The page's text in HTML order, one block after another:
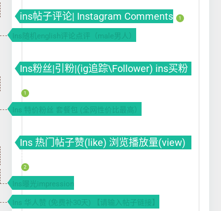
ins帖子评论| Instagram Comments 1
Ins随机english评论点评（male男人）
Ins粉丝|引粉|(ig追踪\Follower) ins买粉
1
Ins 特价粉丝 套餐包 (全网性价比最高）
Ins 热门帖子赞(like) 浏览播放量(view)
曝光(impression)
2
Ins曝光impression
Ins 华人赞 (免费补30天) 【请输入帖子链接】